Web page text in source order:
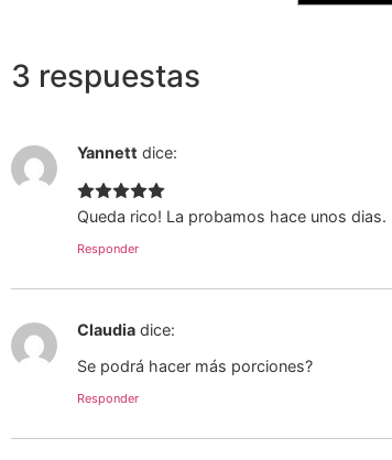
3 respuestas
Yannett dice:
Queda rico! La probamos hace unos dias.
Responder
Claudia dice:
Se podrá hacer más porciones?
Responder